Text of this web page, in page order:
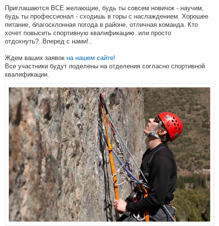
Приглашаются ВСЕ желающие, будь ты совсем новичок - научим,
будь ты профессионал - сходишь в горы с наслаждением. Хорошее
питание, благосклонная погода в районе, отличная команда. Кто
хочет повысить спортивную квалификацию..или просто
отдохнуть?..Вперед с нами!..
Ждем ваших заявок на нашем сайте!
Все участники будут поделены на отделения согласно спортивной
квалификации.